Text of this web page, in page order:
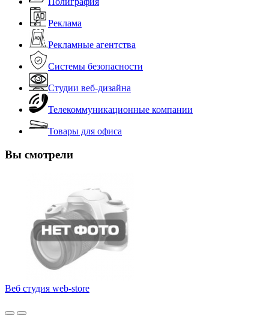
Реклама
Рекламные агентства
Системы безопасности
Студии веб-дизайна
Телекоммуникационные компании
Товары для офиса
Вы смотрели
Веб студия web-store